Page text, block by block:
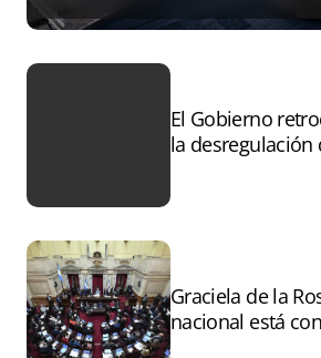
El Gobierno
la desregulación
Graciela de la
nacional está